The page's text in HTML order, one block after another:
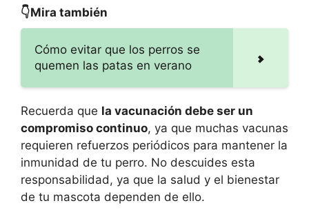
👇Mira también
Cómo evitar que los perros se
quemen las patas en verano
Recuerda que la vacunación debe ser un
compromiso continuo, ya que muchas vacunas
requieren refuerzos periódicos para mantener la
inmunidad de tu perro. No descuides esta
responsabilidad, ya que la salud y el bienestar
de tu mascota dependen de ello.